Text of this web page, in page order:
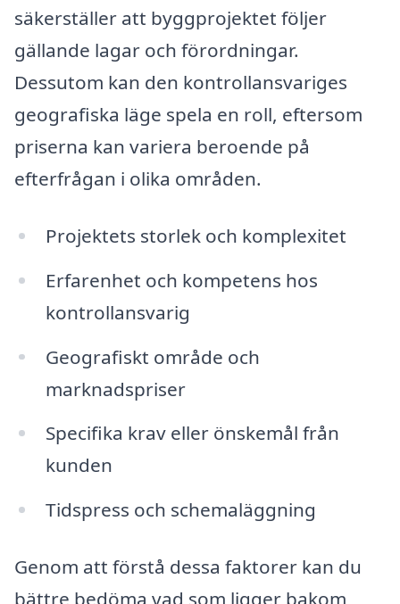
säkerställer att byggprojektet följer
gällande lagar och förordningar.
Dessutom kan den kontrollansvariges
geografiska läge spela en roll, eftersom
priserna kan variera beroende på
efterfrågan i olika områden.
Projektets storlek och komplexitet
Erfarenhet och kompetens hos
kontrollansvarig
Geografiskt område och
marknadspriser
Specifika krav eller önskemål från
kunden
Tidspress och schemaläggning
Genom att förstå dessa faktorer kan du
bättre bedöma vad som ligger bakom